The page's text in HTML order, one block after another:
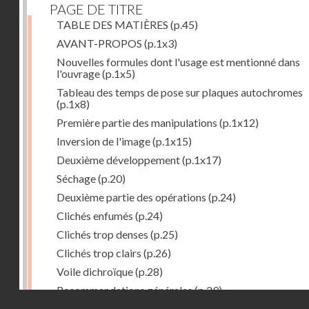
PAGE DE TITRE
TABLE DES MATIÈRES (p.45)
AVANT-PROPOS (p.1x3)
Nouvelles formules dont l'usage est mentionné dans
l'ouvrage(p.1x5)
Tableau des temps de pose sur plaques autochromes
(p.1x8)
Première partie des manipulations (p.1x12)
Inversion de l'image(p.1x15)
Deuxième développement(p.1x17)
Séchage(p.20)
Deuxième partie des opérations (p.24)
Clichés enfumés (p.24)
Clichés trop denses (p.25)
Clichés trop clairs (p.26)
Voile dichroïque(p.28)
Recommandations générales(p.29)